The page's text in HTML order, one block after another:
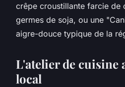
crêpe croustillante farcie de
germes de soja, ou une
aigre-douce typique de la
L'atelier de cuisine
local